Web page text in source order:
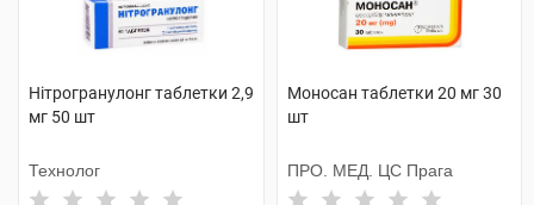
Нітрогранулонг таблетки 2,9
мг 50 шт
Технолог
Моносан таблетки 20 мг 30
шт
ПРО. МЕД. ЦС Прага